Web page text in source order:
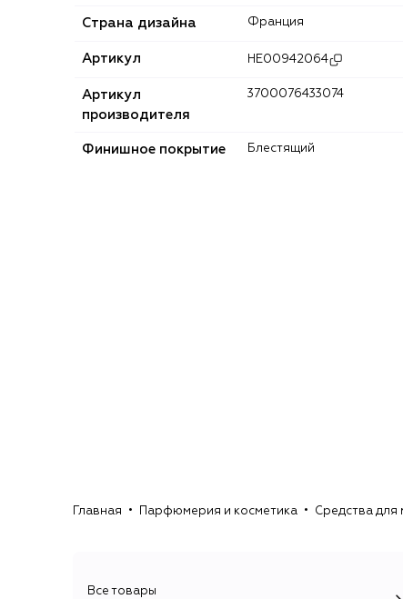
Страна дизайна Франция
Артикул HE00942064
Артикул
производителя
3700076433074
Финишное покрытие Блестящий
Главная Парфюмерия и косметика Средства для
Все товары